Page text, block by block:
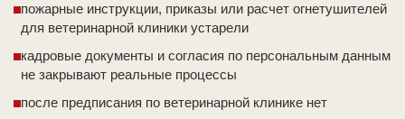
пожарные инструкции, приказы или расчет огнетушителей
для ветеринарной клиники устарели
кадровые документы и согласия по персональным данным
не закрывают реальные процессы
после предписания по ветеринарной клинике нет